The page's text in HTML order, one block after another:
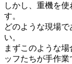
しかし、重機を
す。
どのような現場
い。
まずこのような
ッフたちが手作業